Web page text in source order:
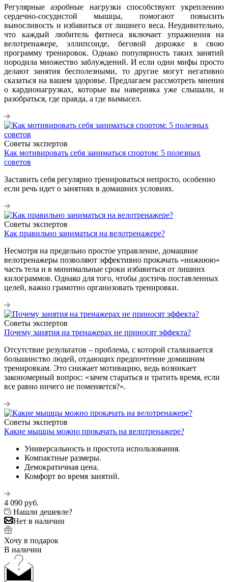
Регулярные аэробные нагрузки способствуют укреплению
сердечно-сосудистой мышцы, помогают повысить
выносливость и избавиться от лишнего веса. Неудивительно,
что каждый любитель фитнеса включает упражнения на
велотренажере, эллипсоиде, беговой дорожке в свою
программу тренировок. Однако популярность таких занятий
породила множество заблуждений. И если одни мифы просто
делают занятия бесполезными, то другие могут негативно
сказаться на вашем здоровье. Предлагаем рассмотреть мнения
о кардионагрузках, которые вы наверняка уже слышали, и
разобраться, где правда, а где вымысел.
Советы экспертов
Как мотивировать себя заниматься спортом: 5 полезных
советов
Заставить себя регулярно тренироваться непросто, особенно
если речь идет о занятиях в домашних условиях.
Советы экспертов
Как правильно заниматься на велотренажере?
Несмотря на предельно простое управление, домашние
велотренажеры позволяют эффективно прокачать «нижнюю»
часть тела и в минимальные сроки избавиться от лишних
килограммов. Однако для того, чтобы достичь поставленных
целей, важно грамотно организовать тренировки.
Советы экспертов
Почему занятия на тренажерах не приносят эффекта?
Отсутствие результатов – проблема, с которой сталкивается
большинство людей, отдающих предпочтение домашним
тренировкам. Это снижает мотивацию, ведь возникает
закономерный вопрос: «зачем стараться и тратить время, если
все равно ничего не поменяется?».
Советы экспертов
Какие мышцы можно прокачать на велотренажере?
Универсальность и простота использования.
Компактные размеры.
Демократичная цена.
Комфорт во время занятий.
4 090 руб.
Нашли дешевле?
Нет в наличии
Хочу в подарок
В наличии